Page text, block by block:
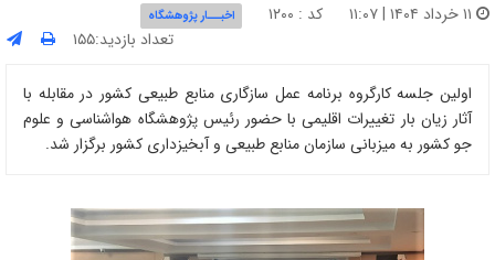
کد : ۱۲۰۰ اخبـــار پژوهشگاه
تعداد بازدید:۱۵۵
اولین جلسه کارگروه برنامه عمل سازگاری منابع طبیعی کشور در مقابله با
آثار زیان بار تغییرات اقلیمی با حضور رئیس پژوهشگاه هواشناسی و علوم
جو کشور به میزبانی سازمان منابع طبیعی و آبخیزداری کشور برگزار شد.